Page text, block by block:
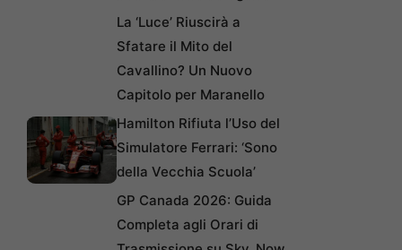
La ‘Luce’ Riuscirà a
Sfatare il Mito del
Cavallino? Un Nuovo
Capitolo per Maranello
Hamilton Rifiuta l’Uso del
Simulatore Ferrari: ‘Sono
della Vecchia Scuola’
GP Canada 2026: Guida
Completa agli Orari di